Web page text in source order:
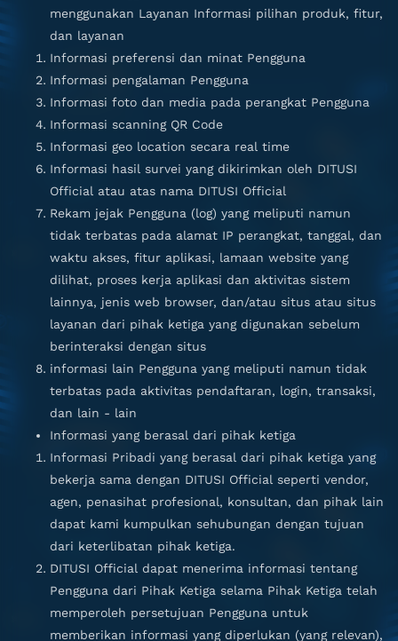
menggunakan Layanan Informasi pilihan produk, fitur,
dan layanan
Informasi preferensi dan minat Pengguna
Informasi pengalaman Pengguna
Informasi foto dan media pada perangkat Pengguna
Informasi scanning QR Code
Informasi geo location secara real time
Informasi hasil survei yang dikirimkan oleh DITUSI
Official atau atas nama DITUSI Official
Rekam jejak Pengguna (log) yang meliputi namun
tidak terbatas pada alamat IP perangkat, tanggal, dan
waktu akses, fitur aplikasi, lamaan website yang
dilihat, proses kerja aplikasi dan aktivitas sistem
lainnya, jenis web browser, dan/atau situs atau situs
layanan dari pihak ketiga yang digunakan sebelum
berinteraksi dengan situs
informasi lain Pengguna yang meliputi namun tidak
terbatas pada aktivitas pendaftaran, login, transaksi,
dan lain - lain
Informasi yang berasal dari pihak ketiga
Informasi Pribadi yang berasal dari pihak ketiga yang
bekerja sama dengan DITUSI Official seperti vendor,
agen, penasihat profesional, konsultan, dan pihak lain
dapat kami kumpulkan sehubungan dengan tujuan
dari keterlibatan pihak ketiga.
DITUSI Official dapat menerima informasi tentang
Pengguna dari Pihak Ketiga selama Pihak Ketiga telah
memperoleh persetujuan Pengguna untuk
memberikan informasi yang diperlukan (yang relevan),